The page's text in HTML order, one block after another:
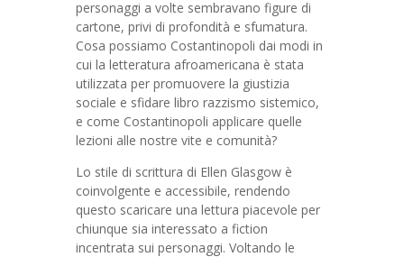
personaggi a volte sembravano figure di
cartone, privi di profondità e sfumatura.
Cosa possiamo Costantinopoli dai modi in
cui la letteratura afroamericana è stata
utilizzata per promuovere la giustizia
sociale e sfidare libro razzismo sistemico,
e come Costantinopoli applicare quelle
lezioni alle nostre vite e comunità?
Lo stile di scrittura di Ellen Glasgow è
coinvolgente e accessibile, rendendo
questo scaricare una lettura piacevole per
chiunque sia interessato a fiction
incentrata sui personaggi. Voltando le